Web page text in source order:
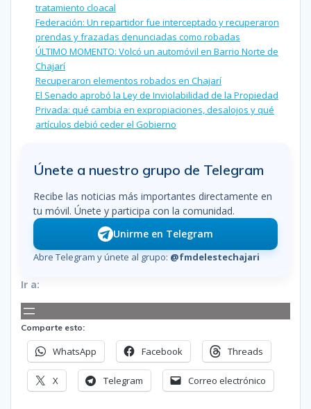
tratamiento cloacal
Federación: Un repartidor fue interceptado y recuperaron
prendas y frazadas denunciadas como robadas
ÚLTIMO MOMENTO: Volcó un automóvil en Barrio Norte de
Chajarí
Recuperaron elementos robados en Chajarí
El Senado aprobó la Ley de Inviolabilidad de la Propiedad
Privada: qué cambia en expropiaciones, desalojos y qué
artículos debió ceder el Gobierno
Únete a nuestro grupo de Telegram
Recibe las noticias más importantes directamente en
tu móvil. Únete y participa con la comunidad.
Unirme en Telegram
Abre Telegram y únete al grupo: @fmdelestechajari
Ir a:
Comparte esto:
WhatsApp Facebook Threads
X Telegram Correo electrónico